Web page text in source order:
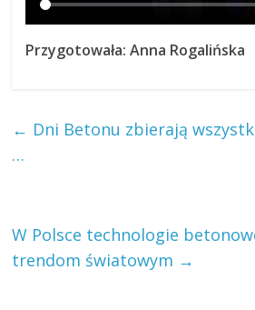
Przygotowała: Anna Rogalińska
← Dni Betonu zbierają
…
W Polsce technologie
trendom światowym →